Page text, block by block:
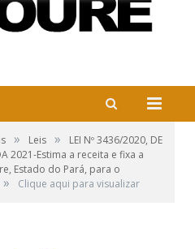
» Leis »
LEI Nº 3436/2020, DE
2021-Estima a receita e fixa a
Estado do Pará, para o
» Clique aqui para visualizar